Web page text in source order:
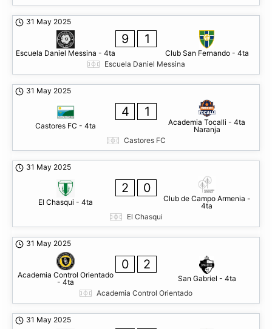
31 May 2025
Escuela Daniel Messina - 4ta
9 1
Club San Fernando - 4ta
Escuela Daniel Messina
31 May 2025
Castores FC - 4ta
4 1
Academia Tocalli - 4ta
Naranja
Castores FC
31 May 2025
El Chasqui - 4ta
2 0
Club de Campo Armenia -
4ta
El Chasqui
31 May 2025
Academia Control Orientado
- 4ta
0 2
San Gabriel - 4ta
Academia Control Orientado
31 May 2025